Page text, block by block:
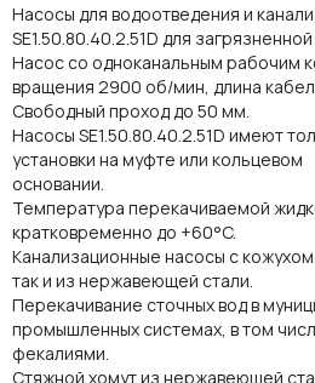
Насосы для водоотведения и
SE1.50.80.40.2.51D для загрязненной
Насос со одноканальным рабочим
вращения 2900 об/мин, длина
Свободный проход до 50 мм.
Насосы SE1.50.80.40.2.51D имеют
установки на муфте или кольцевом
основании.
Температура перекачиваемой
кратковременно до +60°C.
Канализационные насосы с кожухом
так и из нержавеющей стали.
Перекачивание сточных вод в
промышленных системах, в том
фекалиями.
Стяжной хомут из нержавеющей